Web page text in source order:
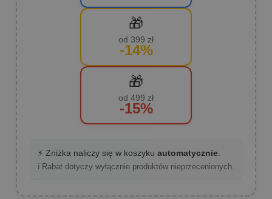
🎁
od 399 zł
-14%
🎁
od 499 zł
-15%
⚡ Zniżka naliczy się w koszyku automatycznie
ℹ️ Rabat dotyczy wyłącznie produktów nieprzecenionych.